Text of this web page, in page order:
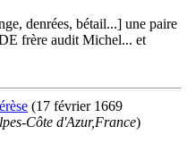
denrées, bétail...] une paire
frère audit Michel... et
(17 février 1669
Côte d'Azur,France)